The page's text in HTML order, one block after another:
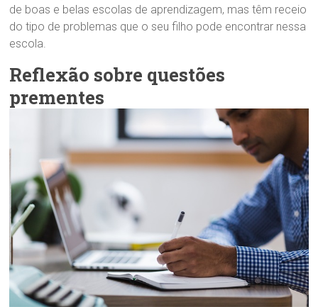
de boas e belas escolas de aprendizagem, mas têm receio
do tipo de problemas que o seu filho pode encontrar nessa
escola.
Reflexão sobre questões
prementes